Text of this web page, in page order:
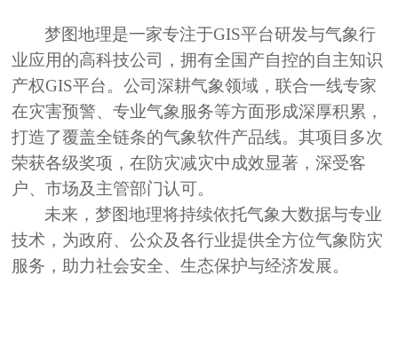
梦图地理是一家专注于GIS平台研发与气象行
业应用的高科技公司，拥有全国产自控的自主知识
产权GIS平台。公司深耕气象领域，联合一线专家
在灾害预警、专业气象服务等方面形成深厚积累，
打造了覆盖全链条的气象软件产品线。其项目多次
荣获各级奖项，在防灾减灾中成效显著，深受客
户、市场及主管部门认可。
未来，梦图地理将持续依托气象大数据与专业
技术，为政府、公众及各行业提供全方位气象防灾
服务，助力社会安全、生态保护与经济发展。